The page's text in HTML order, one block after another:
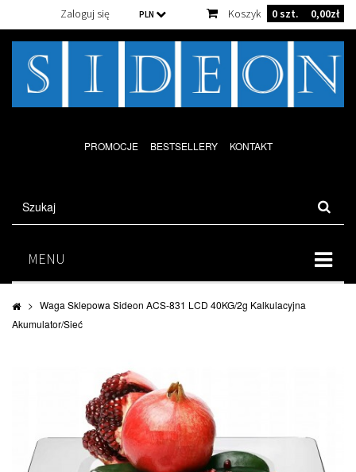
Koszyk 0szt. 0,00zł
PLN
Zaloguj się
PROMOCJE BESTSELLERY KONTAKT
MENU
> Waga Sklepowa Sideon ACS-831 LCD 40KG/2g Kalkulacyjna
Akumulator/Sieć